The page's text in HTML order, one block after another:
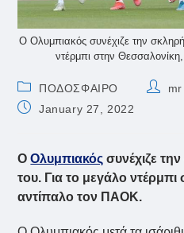
Ο Ολυμπιακός συνέχιζε την
ντέρμπι στην
Post
category:
ΠΟΔΟΣΦΑΙΡΟ
Post
PostJanuary 27, 2022
ΟΟλυμπιακός συνέχιζε
του. Για το μεγάλο
αντίπαλο τον ΠΑΟΚ.